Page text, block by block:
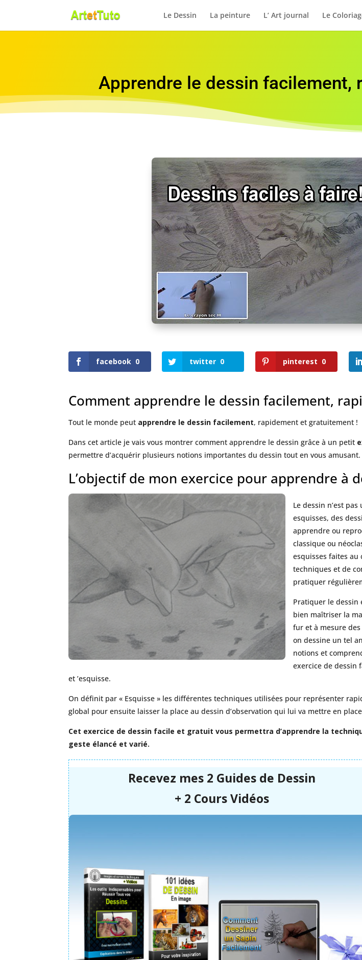
Le Dessin La peinture L’ Art journal Le
Apprendre le dessin
facebook 0 twitter 0 pinterest 0
Comment apprendre le dessin facilement,
Tout le monde peut apprendre le dessin facilement, rapidement et gratuitement !
Dans cet article je vais vous montrer comment apprendre le dessin grâce à un petit
permettre d’acquérir plusieurs notions importantes du dessin tout en vous amusant.
L’objectif de mon exercice pour apprendre à
Le dessin n’est
esquisses, des
apprendre ou
classique ou
esquisses faites au
techniques et de
pratiquer
Pratiquer le dessin
bien maîtriser la
fur et à mesure
on dessine un tel
notions et
exercice de dessin
et ’esquisse.
On définit par « Esquisse » les différentes techniques utilisées pour représenter
global pour ensuite laisser la place au dessin d’observation qui lui va mettre en
Cet exercice de dessin facile et gratuit vous permettra d’apprendre la
geste élancé et varié.
Recevez mes 2 Guides de Dessin
+ 2 Cours Vidéos